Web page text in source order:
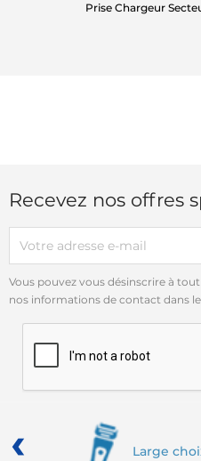
Prise Chargeur
Recevez nos offres
Vous pouvez vous désinscrire à
nos informations de contact dans
Large
‹